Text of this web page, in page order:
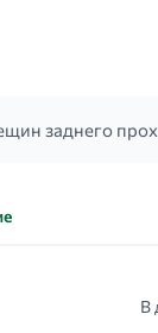
заднего
В